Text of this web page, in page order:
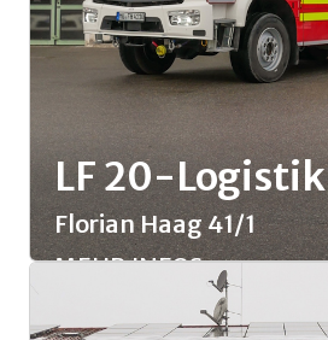
LF 20-Logistik
Florian Haag 41/1
MEHR INFOS